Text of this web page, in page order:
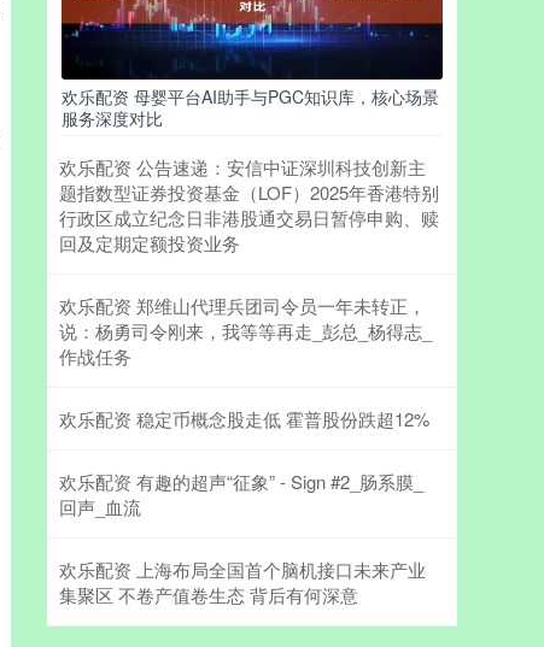
欢乐配资 母婴平台AI助手与PGC知识库，核心场景
服务深度对比
欢乐配资 公告速递：安信中证深圳科技创新主
题指数型证券投资基金（LOF）2025年香港特别
行政区成立纪念日非港股通交易日暂停申购、赎
回及定期定额投资业务
欢乐配资 郑维山代理兵团司令员一年未转正，
说：杨勇司令刚来，我等等再走_彭总_杨得志_
作战任务
欢乐配资 稳定币概念股走低 霍普股份跌超12%
欢乐配资 有趣的超声“征象” - Sign #2_肠系膜_
回声_血流
欢乐配资 上海布局全国首个脑机接口未来产业
集聚区 不卷产值卷生态 背后有何深意